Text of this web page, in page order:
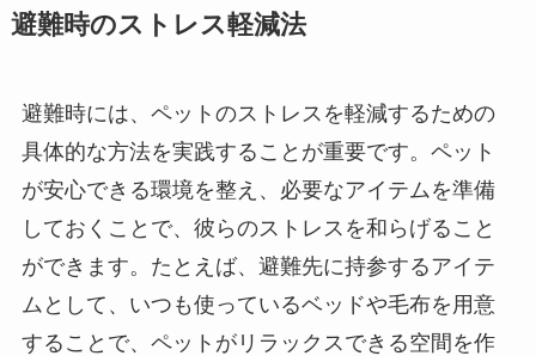
避難時のストレス軽減法
避難時には、ペットのストレスを軽減するための
具体的な方法を実践することが重要です。ペット
が安心できる環境を整え、必要なアイテムを準備
しておくことで、彼らのストレスを和らげること
ができます。たとえば、避難先に持参するアイテ
ムとして、いつも使っているベッドや毛布を用意
することで、ペットがリラックスできる空間を作